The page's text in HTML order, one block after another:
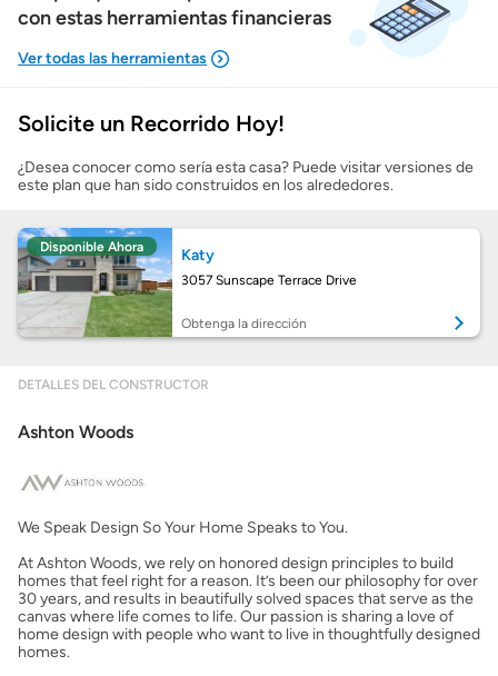
con estas herramientas financieras
Mostrarme lo que puedo pagar
Costos casa nueva vs. usada
Obtener mi puntaje de crédito
Calcular mi hipoteca
Obtener Aprobación Previa
Preparar mi casa para la venta
Obtener ofertas por mi casa
Solicite un Recorrido Hoy!
¿Desea conocer como sería esta casa? Puede visitar versiones de
este plan que han sido construidos en los alrededores.
Disponible Ahora Katy
3057 Sunscape Terrace Drive
Obtenga la dirección
DETALLES DEL CONSTRUCTOR
Ashton Woods
We Speak Design So Your Home Speaks to You.
At Ashton Woods, we rely on honored design principles to build
homes that feel right for a reason. It’s been our philosophy for over
30 years, and results in beautifully solved spaces that serve as the
canvas where life comes to life. Our passion is sharing a love of
home design with people who want to live in thoughtfully designed
homes.